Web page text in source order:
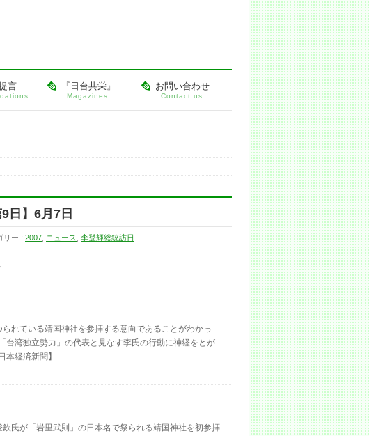
言 『日台共栄』
Magazines
お問い合わせ
Contact us
日】6月7日
リー : 2007 ニュース 李登輝総統訪日
れている靖国神社を参拝する意向であることがわかっ
台湾独立勢力」の代表と見なす李氏の行動に神経をとが
本経済新聞】
氏が「岩里武則」の日本名で祭られる靖国神社を初参拝